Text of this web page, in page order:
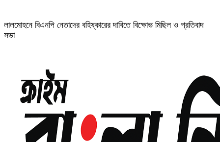
লালমোহনে বিএনপি নেতাদের বহিষ্কারের দাবিতে বিক্ষোভ মিছিল ও প্রতিবাদ
সভা